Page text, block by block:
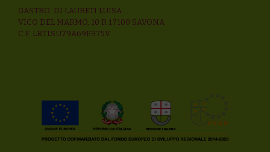
GASTRO’ DI LAURETI LUISA
VICO DEL MARMO, 10 R 17100 SAVONA
C.F. LRTLSU79A69E975V